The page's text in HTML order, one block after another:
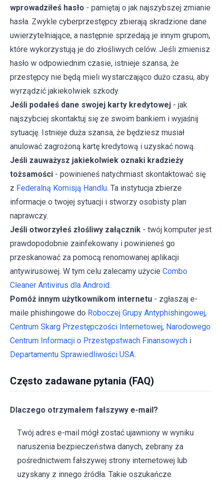
wprowadziłeś hasło - pamiętaj o jak najszybszej zmianie
hasła. Zwykle cyberprzestępcy zbierają skradzione dane
uwierzytelniające, a następnie sprzedają je innym grupom,
które wykorzystują je do złośliwych celów. Jeśli zmienisz
hasło w odpowiednim czasie, istnieje szansa, że
przestępcy nie będą mieli wystarczająco dużo czasu, aby
wyrządzić jakiekolwiek szkody.
Jeśli podałeś dane swojej karty kredytowej - jak
najszybciej skontaktuj się ze swoim bankiem i wyjaśnij
sytuację. Istnieje duża szansa, że będziesz musiał
anulować zagrożoną kartę kredytową i uzyskać nową.
Jeśli zauważysz jakiekolwiek oznaki kradzieży
tożsamości - powinieneś natychmiast skontaktować się
z Federalną Komisją Handlu. Ta instytucja zbierze
informacje o twojej sytuacji i stworzy osobisty plan
naprawczy.
Jeśli otworzyłeś złośliwy załącznik - twój komputer jest
prawdopodobnie zainfekowany i powinieneś go
przeskanować za pomocą renomowanej aplikacji
antywirusowej. W tym celu zalecamy użycie Combo
Cleaner Antivirus dla Android.
Pomóż innym użytkownikom internetu - zgłaszaj e-
maile phishingowe do Roboczej Grupy Antyphishingowej,
Centrum Skarg Przestępczości Internetowej, Narodowego
Centrum Informacji o Przestępstwach Finansowych i
Departamentu Sprawiedliwości USA.
Często zadawane pytania (FAQ)
Dlaczego otrzymałem fałszywy e-mail?
Twój adres e-mail mógł zostać ujawniony w wyniku
naruszenia bezpieczeństwa danych, zebrany za
pośrednictwem fałszywej strony internetowej lub
uzyskany z innego źródła. Takie oszukańcze